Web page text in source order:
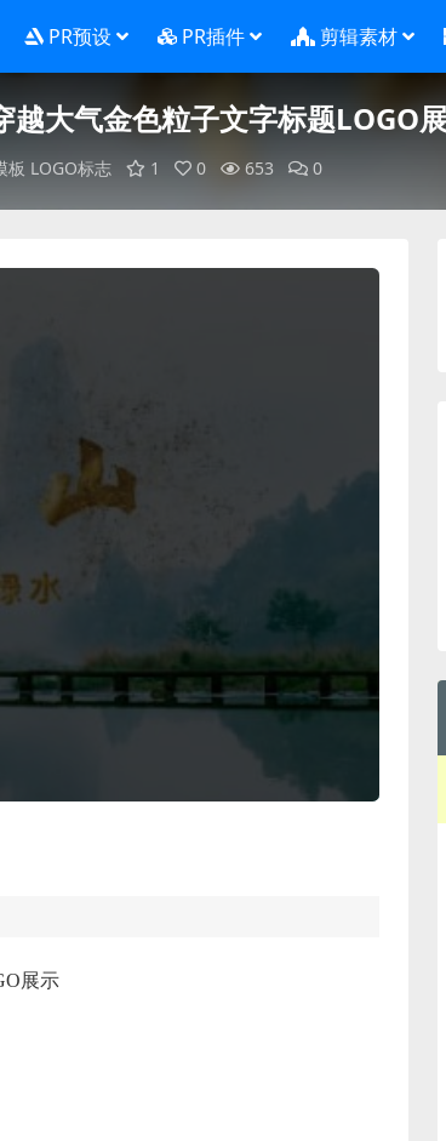
PR预设 PR插件 剪辑素材
越大气金色粒子文字标题LOGO
板 LOGO标志 1 0 653 0
展示